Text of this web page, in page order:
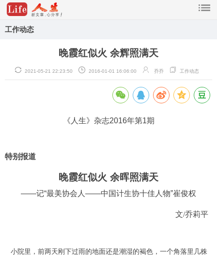
工作动态
晚霞红似火 余辉照满天
2021-05-21 22:23:50 2016-01-01 16:06:00 乔乔 工作动态
《人生》杂志2016年第1期
特别报道
晚霞红似火 余晖照满天
——记“最美协会人——中国计生协十佳人物”崔俊权
文/乔莉平
小院里，前两天刚下过雨的地面还是潮湿的褐色，一个角落里几株